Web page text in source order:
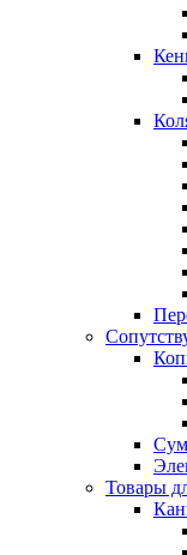
Товары